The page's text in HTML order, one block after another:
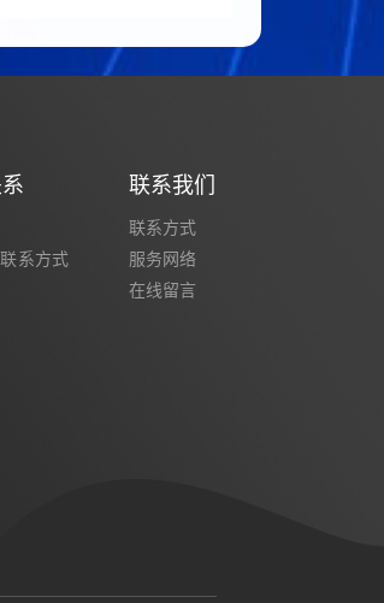
系方式
联系我们
联系方式
服务网络
在线留言